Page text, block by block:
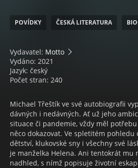
POVÍDKY ČESKÁ LITERATURA
Vydavatel: Motto
Vydáno: 2021
Jazyk: český
Počet stran: 240
Michael Třeštík ve své autobiografii
dávných i nedávných. Ať už jeho
situace či pandemie, vždy měl
něco dokazovat. Ve spletitém pohledu
dětství, klukovské sny i všechny své
je manželka Helena. Ani tentokrát mu
nadhled, s nímž popisuje životní